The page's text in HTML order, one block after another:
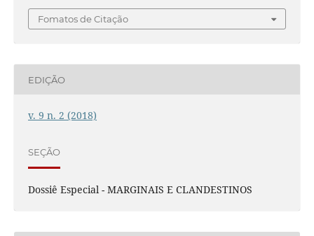
Fomatos de Citação
EDIÇÃO
v. 9 n. 2 (2018)
SEÇÃO
Dossiê Especial - MARGINAIS E CLANDESTINOS